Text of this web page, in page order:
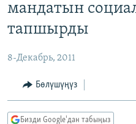
МАДАНИЯТ
ТВ ПРОГРАММАЛАР
БҮГҮН АЗАТТЫКТА
ПОДКАСТ
мандатын
тапшырды
8-Декабрь, 2011
Бөлүшүңүз
Бизди Google'дан табыңыз